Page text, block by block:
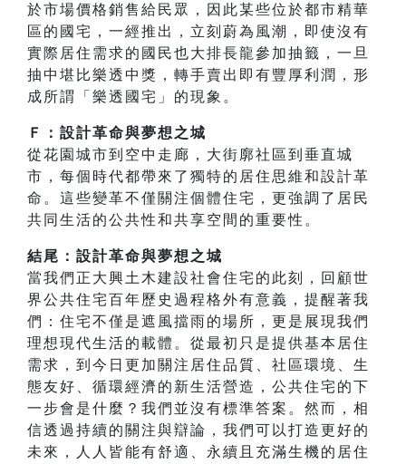
於市場價格銷售給民眾，因此某些位於都市精華
區的國宅，一經推出，立刻蔚為風潮，即使沒有
實際居住需求的國民也大排長龍參加抽籤，一旦
抽中堪比樂透中獎，轉手賣出即有豐厚利潤，形
成所謂「樂透國宅」的現象。
Ｆ：設計革命與夢想之城
從花園城市到空中走廊，大街廓社區到垂直城
市，每個時代都帶來了獨特的居住思維和設計革
命。這些變革不僅關注個體住宅，更強調了居民
共同生活的公共性和共享空間的重要性。
結尾：設計革命與夢想之城
當我們正大興土木建設社會住宅的此刻，回顧世
界公共住宅百年歷史過程格外有意義，提醒著我
們：住宅不僅是遮風擋雨的場所，更是展現我們
理想現代生活的載體。從最初只是提供基本居住
需求，到今日更加關注居住品質、社區環境、生
態友好、循環經濟的新生活營造，公共住宅的下
一步會是什麼？我們並沒有標準答案。然而，相
信透過持續的關注與辯論，我們可以打造更好的
未來，人人皆能有舒適、永續且充滿生機的居住